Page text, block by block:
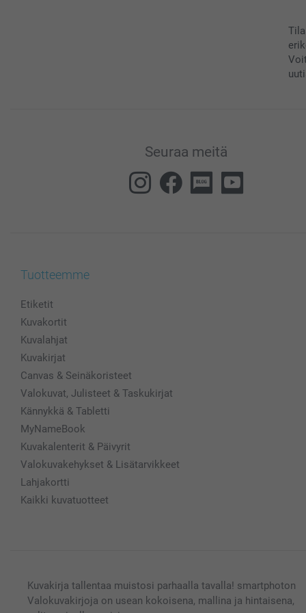
Seuraa meitä
Tuotteemme
Etiketit
Kuvakortit
Kuvalahjat
Kuvakirjat
Canvas & Seinäkoristeet
Valokuvat, Julisteet & Taskukirjat
Kännykkä & Tabletti
MyNameBook
Kuvakalenterit & Päivyrit
Valokuvakehykset & Lisätarvikkeet
Lahjakortti
Kaikki kuvatuotteet
Kuvakirja tallentaa muistosi parhaalla tavalla! smartphoton
Valokuvakirjoja on usean kokoisena, mallina ja hintaisena,